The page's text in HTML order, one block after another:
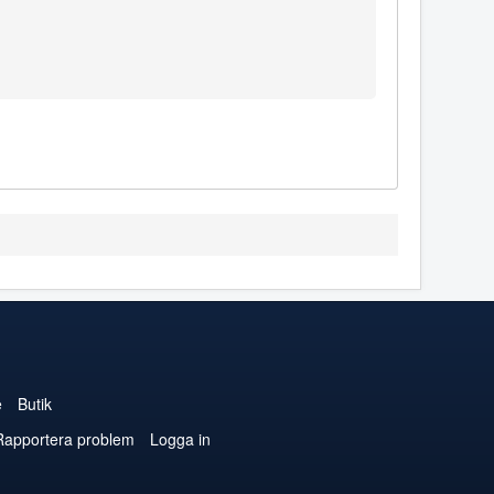
Butik
problem
Logga in